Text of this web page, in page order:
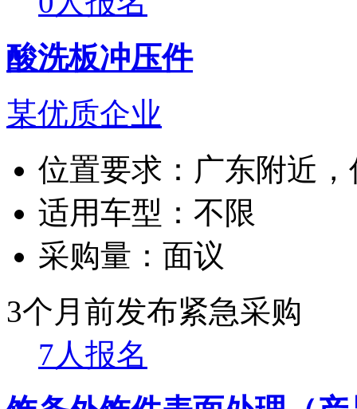
酸洗板冲压件
某优质企业
位置要求： 广东附近
适用车型： 不限
采购量： 面议
3个月前发布紧急采购
7人报名